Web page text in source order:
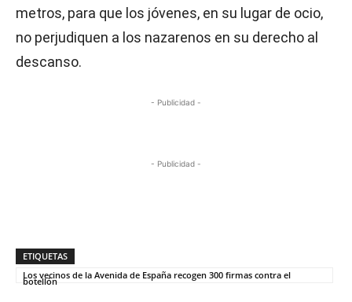
metros, para que los jóvenes, en su lugar de ocio,
no perjudiquen a los nazarenos en su derecho al
descanso.
- Publicidad -
- Publicidad -
ETIQUETAS
Los vecinos de la Avenida de España recogen 300 firmas contra el
botellón